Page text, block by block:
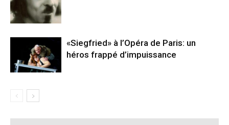
«Siegfried» à l’Opéra de Paris: un
héros frappé d’impuissance